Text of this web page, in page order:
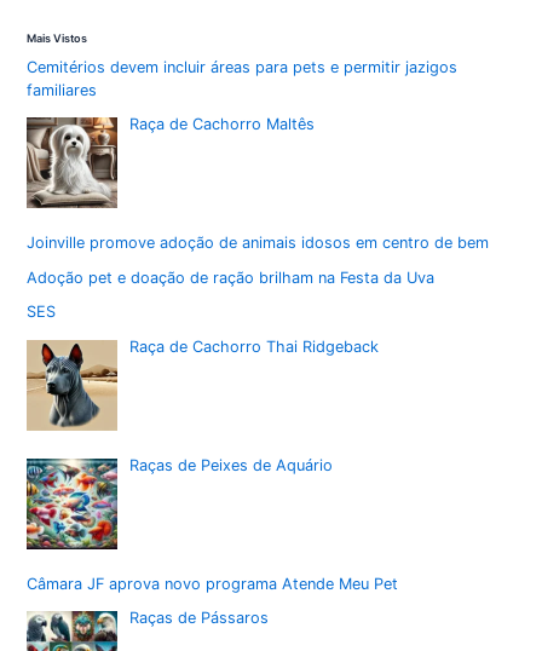
Mais Vistos
Cemitérios devem incluir áreas para pets e permitir jazigos
familiares
Raça de Cachorro Maltês
Joinville promove adoção de animais idosos em centro de bem
Adoção pet e doação de ração brilham na Festa da Uva
SES
Raça de Cachorro Thai Ridgeback
Raças de Peixes de Aquário
Câmara JF aprova novo programa Atende Meu Pet
Raças de Pássaros